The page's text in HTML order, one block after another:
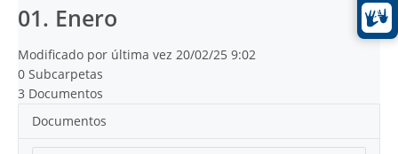
01. Enero
Modificado por última vez 20/02/25 9:02
0 Subcarpetas
3 Documentos
Documentos